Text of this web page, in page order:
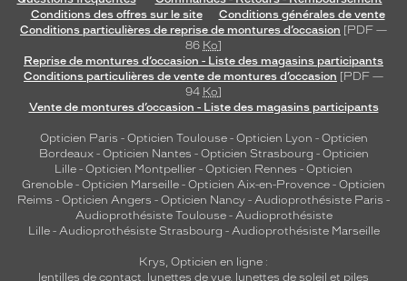
Conditions des offres sur le site
Conditions générales de vente
Conditions particulières de reprise de montures d’occasion [PDF —
86 Ko]
Reprise de montures d’occasion - Liste des magasins participants
Conditions particulières de vente de montures d’occasion [PDF —
94 Ko]
Vente de montures d’occasion - Liste des magasins participants
Opticien Paris - Opticien Toulouse- Opticien Lyon - Opticien
Bordeaux- Opticien Nantes - Opticien Strasbourg - Opticien
Lille - Opticien Montpellier - Opticien Rennes - Opticien
Grenoble - Opticien Marseille - Opticien Aix-en-Provence - Opticien
Reims - Opticien Angers - Opticien Nancy - Audioprothésiste Paris -
Audioprothésiste Toulouse- Audioprothésiste
Lille- Audioprothésiste Strasbourg - Audioprothésiste Marseille
Krys, Opticien en ligne :
lentilles de contact, lunettes de vue, lunettes de soleil et piles